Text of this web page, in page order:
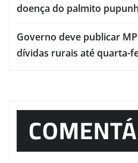
doença do palmito
Governo deve publicar
dívidas rurais até quarta-